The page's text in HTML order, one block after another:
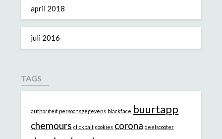
april 2018
juli 2016
TAGS
authoriteit persoonsgegevens blackface buurtapp
chemours clickbait cookies corona deelscooter